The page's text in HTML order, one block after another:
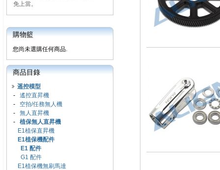
免上當。
購物籃
您尚未選購任何商品.
商品目錄
遥控模型
- 遙控直昇機
- 空拍/任務無人機
- 無人直昇機
- 植保無人直昇機
E1植保直昇機
E1植保機配件
E1 配件
G1 配件
E1植保機無刷馬達